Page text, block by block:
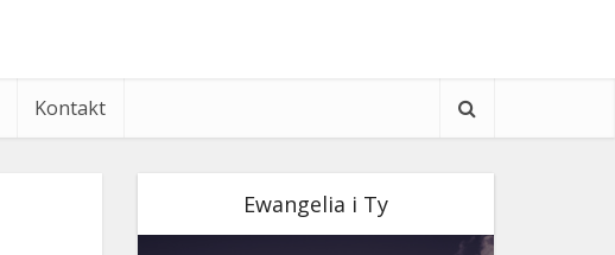
Kontakt
Ewangelia i Ty